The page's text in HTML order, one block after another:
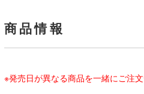
商品情報
※発売日が異なる商品を一緒にご注